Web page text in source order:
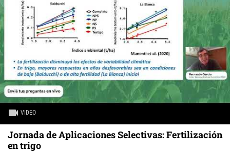
VIDEO
Jornada de Aplicaciones Selectivas: Fertilización
en trigo